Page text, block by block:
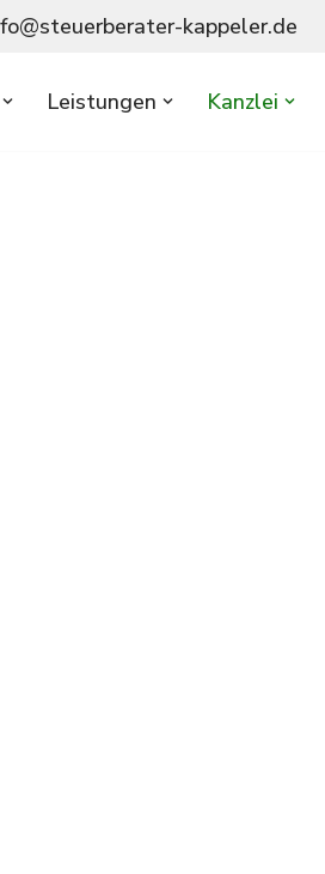
kappeler.de
Leistungen Kanzlei